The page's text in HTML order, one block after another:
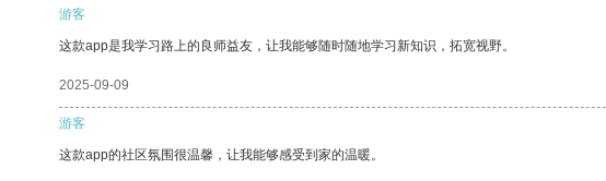
游客
这款app是我学习路上的良师益友，让我能够随时随地学习新知识，拓宽视野。
2025-09-09
游客
这款app的社区氛围很温馨，让我能够感受到家的温暖。